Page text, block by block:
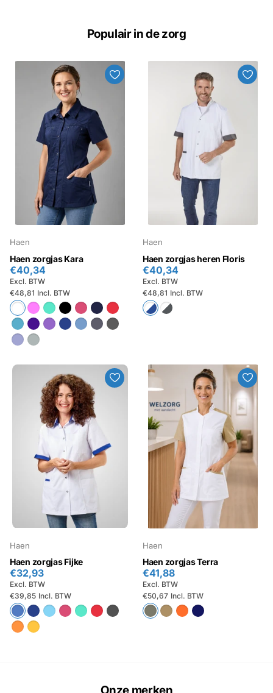
Populair in de zorg
Haen
Haen zorgjas Kara
€48,81 Incl. BTW
€40,34
Excl. BTW
Haen
Haen zorgjas heren Floris
€48,81 Incl. BTW
€40,34
Excl. BTW
Haen
Haen zorgjas Fijke
€39,85 Incl. BTW
€32,93
Excl. BTW
Haen
Haen zorgjas Terra
€50,67 Incl. BTW
€41,88
Excl. BTW